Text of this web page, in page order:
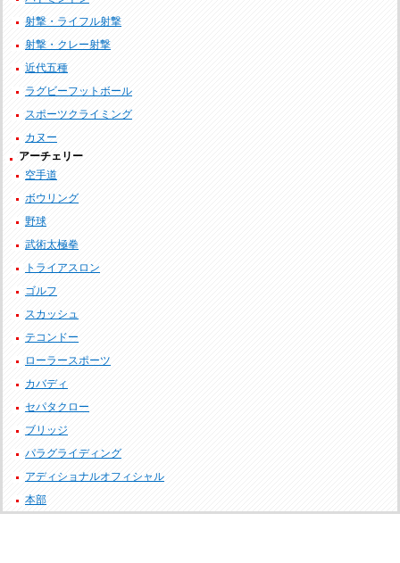
射撃・ライフル射撃
射撃・クレー射撃
近代五種
ラグビーフットボール
スポーツクライミング
カヌー
アーチェリー
空手道
ボウリング
野球
武術太極拳
トライアスロン
ゴルフ
スカッシュ
テコンドー
ローラースポーツ
カバディ
セパタクロー
ブリッジ
パラグライディング
アディショナルオフィシャル
本部